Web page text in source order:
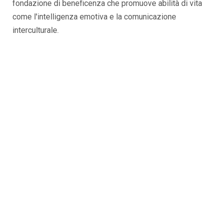
fondazione di beneficenza che promuove abilità di vita
come l'intelligenza emotiva e la comunicazione
interculturale.